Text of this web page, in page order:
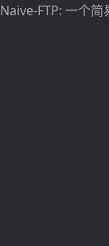
Naive-FTP: 一个